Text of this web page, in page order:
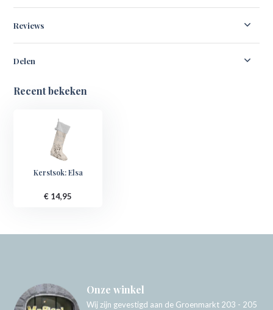
Reviews
Delen
Recent bekeken
Kerstsok: Elsa
€ 14,95
Onze winkel
Wij zijn gevestigd aan de Groenmarkt 203 - 205